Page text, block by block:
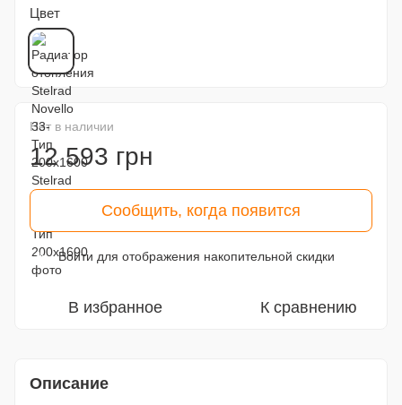
Цвет
Нет в наличии
12 593 грн
Сообщить, когда появится
% Войти для отображения накопительной скидки
В избранное К сравнению
Описание